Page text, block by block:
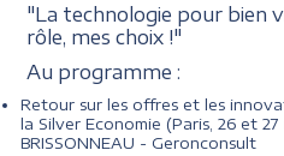
"La technologie pour bien
rôle, mes choix !"
Au programme :
Retour sur les offres et les
la Silver Economie (Paris, 26 et
BRISSONNEAU - Geronconsult